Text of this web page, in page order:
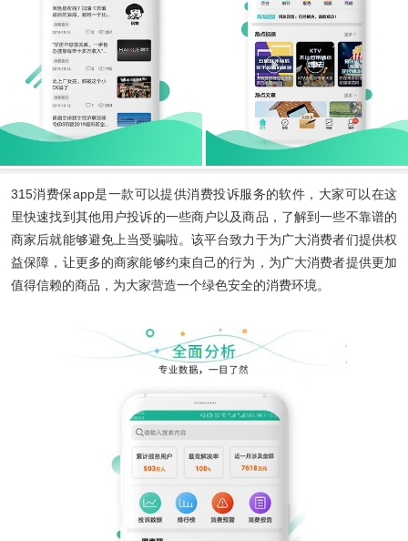
315消费保app是一款可以提供消费投诉服务的软件，大家可以在这
里快速找到其他用户投诉的一些商户以及商品，了解到一些不靠谱的
商家后就能够避免上当受骗啦。该平台致力于为广大消费者们提供权
益保障，让更多的商家能够约束自己的行为，为广大消费者提供更加
值得信赖的商品，为大家营造一个绿色安全的消费环境。